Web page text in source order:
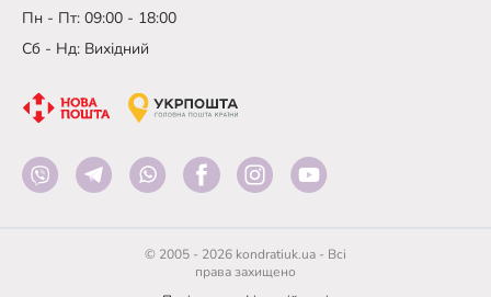
Пн - Пт: 09:00 - 18:00
Сб - Нд: Вихідний
© 2005 - 2026 kondratiuk.ua - Всі
права захищено